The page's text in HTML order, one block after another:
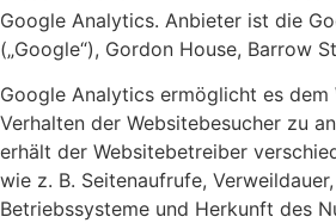
Google Analytics. Anbieter ist die
(„Google“), Gordon House, Barrow
Google Analytics ermöglicht es dem
Verhalten der Websitebesucher zu
erhält der Websitebetreiber
wie z. B. Seitenaufrufe,
Betriebssysteme und Herkunft des